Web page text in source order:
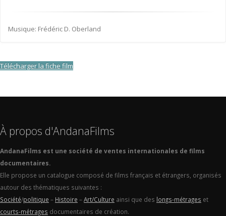
Musique: Frédéric D. Oberland
Télécharger la fiche film
À propos d'AndanaFilms
AndanaFilms est une société de ventes internationales de films
documentaires.
Elle propose un catalogue composé de films français et étrangers, organisés
autour des thématiques suivantes :
Société/politique – Histoire –Art/Culture ainsi que des longs-métrages et
courts-métrages documentaires de création.